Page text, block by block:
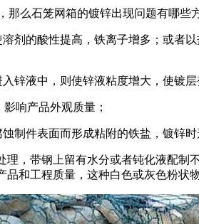
么石笼网箱的镀锌出现问题有哪些
剂的酸性提高，铁离子增多；或
锌液中，则使锌液粘度增大，使镀层
响产品外观质量；
制件表面而形成粘附的铁盐，镀锌
，带钢上留有水分或者钝化液配
和工程质量，这种白色或灰色粉状